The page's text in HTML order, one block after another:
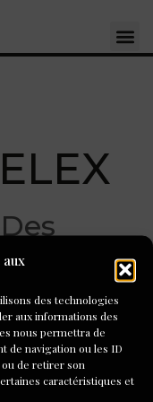
des technologies
aux informations des
nous permettra de
de navigation ou les ID
de retirer son
caractéristiques et
que je
écrire »
afin de restituer
l’émotion de la
la voyais, telle